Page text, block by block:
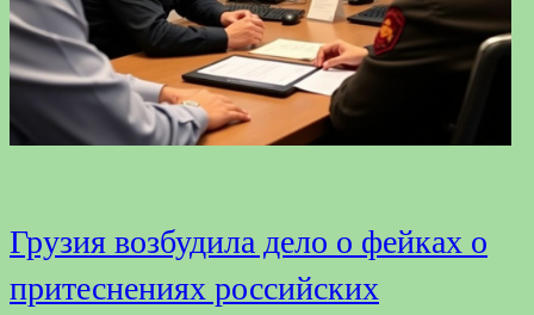
Грузия возбудила дело о фейках о
притеснениях российских